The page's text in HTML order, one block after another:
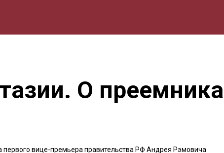
О
вице-премьера правительства РФ Андрея Рэмовича